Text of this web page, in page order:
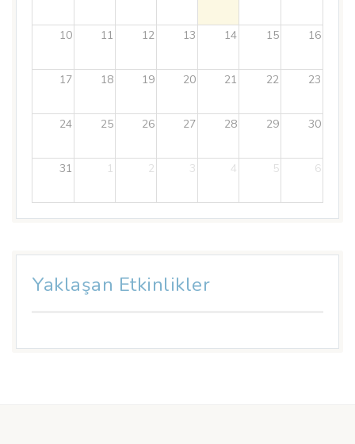
10 11 12 13 14 15 16
17 18 19 20 21 22 23
24 25 26 27 28 29 30
31 1 2 3 4 5 6
Yaklaşan Etkinlikler